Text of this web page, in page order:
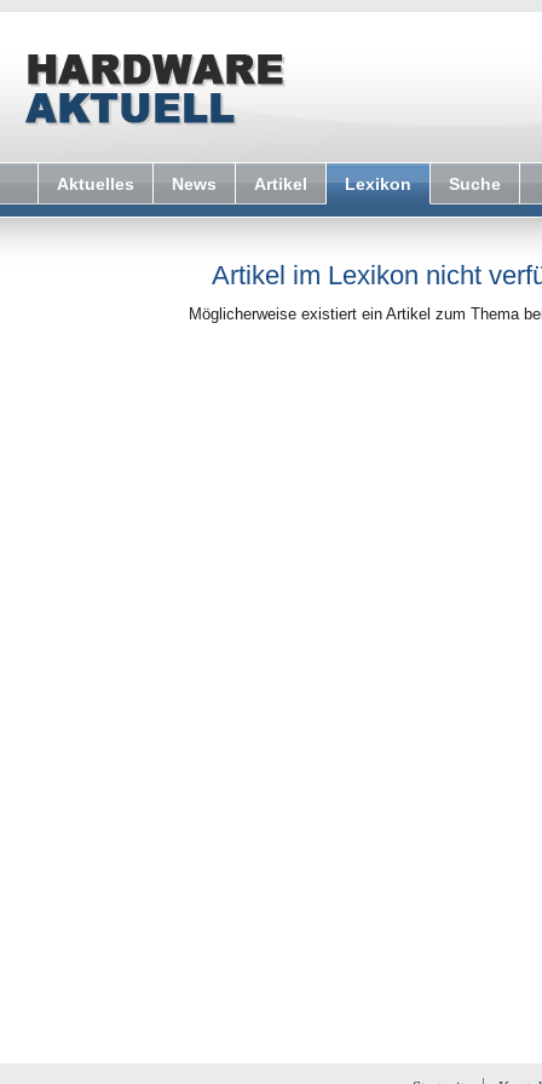
Aktuelles News Artikel Lexikon Suche
Artikel im Lexikon nicht
Möglicherweise existiert ein Artikel zum Thema